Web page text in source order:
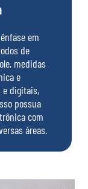
em
de
medidas
e
e digitais,
possua
com
áreas.